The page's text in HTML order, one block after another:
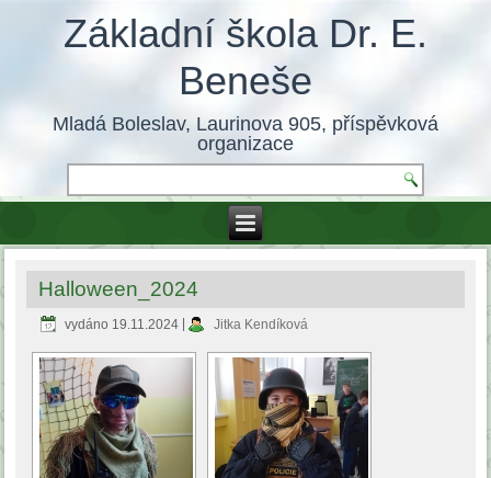
Základní škola Dr. E.
Beneše
Mladá Boleslav, Laurinova 905, příspěvková
organizace
Halloween_2024
vydáno 19.11.2024 Jitka Kendíková